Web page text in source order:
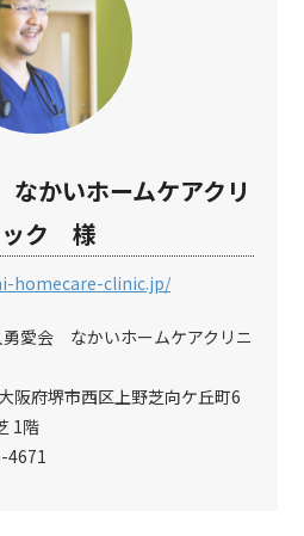
かいホームケアクリ
ク 様
homecare-clinic.jp/
愛会 なかいホームケアクリニ
阪府堺市西区上野芝向ケ丘町6
1階
4671